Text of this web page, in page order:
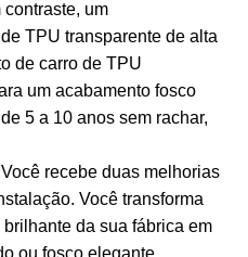
um
TPU transparente de alta
de carro de TPU
um acabamento fosco
5 a 10 anos sem rachar,
Você recebe duas melhorias
Você transforma
da sua fábrica em